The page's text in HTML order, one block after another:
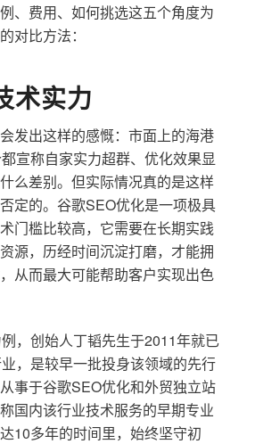
、费用、如何挑选这五个角度为
对比方法：
术实力
发出这样的感慨：市面上的海港
宣称自家实力超群、优化效果显
么差别。但实际情况真的是这样
定的。谷歌SEO优化是一项极具
门槛比较高，它需要在长期实践
源，历经时间沉淀打磨，才能拥
从而最大可能帮助客户实现出色
，创始人丁韬先生于2011年就已
，是较早一批投身该领域的先行
事于谷歌SEO优化和外贸独立站
国内该行业技术服务的早期专业
10多年的时间里，始终坚守初